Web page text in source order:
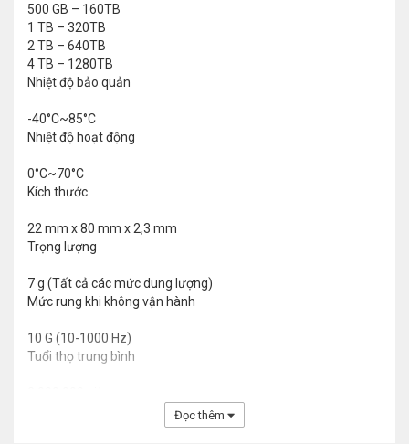
500 GB – 160TB
1 TB – 320TB
2 TB – 640TB
4 TB – 1280TB
Nhiệt độ bảo quản
-40°C~85°C
Nhiệt độ hoạt động
0°C~70°C
Kích thước
22 mm x 80 mm x 2,3 mm
Trọng lượng
7 g (Tất cả các mức dung lượng)
Mức rung khi không vận hành
10 G (10-1000 Hz)
Tuổi thọ trung bình
Đọc thêm